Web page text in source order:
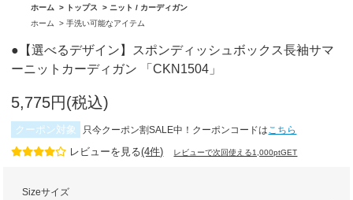
ホーム > トップス > ニット / カーディガン
ホーム
>手洗い可能なアイテム
●【選べるデザイン】スポンディッシュボックス長袖サマ
ーニットカーディガン 「CKN1504」
5,775円(税込)
クーポン対象 只今クーポン割SALE中！クーポンコードはこちら
レビューを見る(4件) レビューで次回使える1,000ptGET
Sizeサイズ